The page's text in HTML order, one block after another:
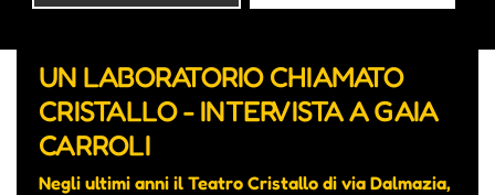
UN LABORATORIO CHIAMATO
CRISTALLO - INTERVISTA A GAIA
CARROLI
Negli ultimi anni il Teatro Cristallo di via Dalmazia,